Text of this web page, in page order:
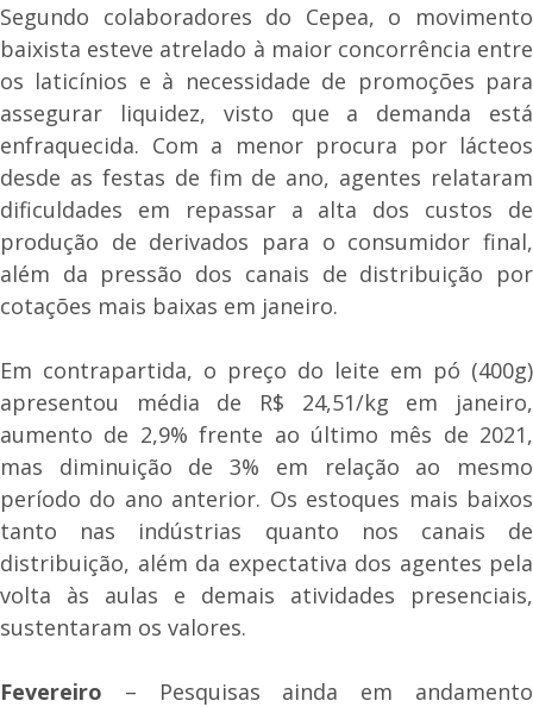
Segundo colaboradores do Cepea, o movimento
baixista esteve atrelado à maior concorrência entre
os laticínios e à necessidade de promoções para
assegurar liquidez, visto que a demanda está
enfraquecida. Com a menor procura por lácteos
desde as festas de fim de ano, agentes relataram
dificuldades em repassar a alta dos custos de
produção de derivados para o consumidor final,
além da pressão dos canais de distribuição por
cotações mais baixas em janeiro.
Em contrapartida, o preço do leite em pó (400g)
apresentou média de R$ 24,51/kg em janeiro,
aumento de 2,9% frente ao último mês de 2021,
mas diminuição de 3% em relação ao mesmo
período do ano anterior. Os estoques mais baixos
tanto nas indústrias quanto nos canais de
distribuição, além da expectativa dos agentes pela
volta às aulas e demais atividades presenciais,
sustentaram os valores.
Fevereiro – Pesquisas ainda em andamento